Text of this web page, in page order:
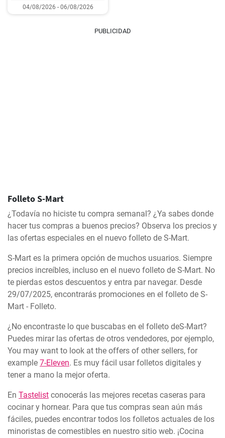
04/08/2026 - 06/08/2026
PUBLICIDAD
Folleto S-Mart
¿Todavía no hiciste tu compra semanal? ¿Ya sabes donde
hacer tus compras a buenos precios? Observa los precios y
las ofertas especiales en el nuevo folleto de S-Mart.
S-Mart es la primera opción de muchos usuarios. Siempre
precios increíbles, incluso en el nuevo folleto de S-Mart. No
te pierdas estos descuentos y entra par navegar. Desde
29/07/2025, encontrarás promociones en el folleto de S-
Mart - Folleto.
¿No encontraste lo que buscabas en el folleto deS-Mart?
Puedes mirar las ofertas de otros vendedores, por ejemplo,
You may want to look at the offers of other sellers, for
example 7-Eleven. Es muy fácil usar folletos digitales y
tener a mano la mejor oferta.
En Tastelist conocerás las mejores recetas caseras para
cocinar y hornear. Para que tus compras sean aún más
fáciles, puedes encontrar todos los folletos actuales de los
minoristas de comestibles en nuestro sitio web. ¡Cocina